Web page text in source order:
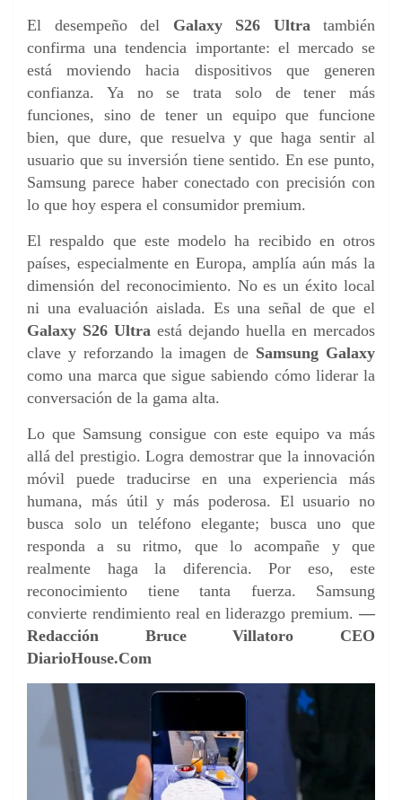
El desempeño del Galaxy S26 Ultratambién
confirma una tendencia importante: el mercado se
está moviendo hacia dispositivos que generen
confianza. Ya no se trata solo de tener más
funciones, sino de tener un equipo que funcione
bien, que dure, que resuelva y que haga sentir al
usuario que su inversión tiene sentido. En ese punto,
Samsung parece haber conectado con precisión con
lo que hoy espera el consumidor premium.
El respaldo que este modelo ha recibido en otros
países, especialmente en Europa, amplía aún más la
dimensión del reconocimiento. No es un éxito local
ni una evaluación aislada. Es una señal de que el
Galaxy S26 Ultra está dejando huella en mercados
clave y reforzando la imagen de Samsung Galaxy
como una marca que sigue sabiendo cómo liderar la
conversación de la gama alta.
Lo que Samsung consigue con este equipo va más
allá del prestigio. Logra demostrar que la innovación
móvil puede traducirse en una experiencia más
humana, más útil y más poderosa. El usuario no
busca solo un teléfono elegante; busca uno que
responda a su ritmo, que lo acompañe y que
realmente haga la diferencia. Por eso, este
reconocimiento tiene tanta fuerza. Samsung
convierte rendimiento real en liderazgo premium. —
Redacción Bruce Villatoro CEO
DiarioHouse.Com